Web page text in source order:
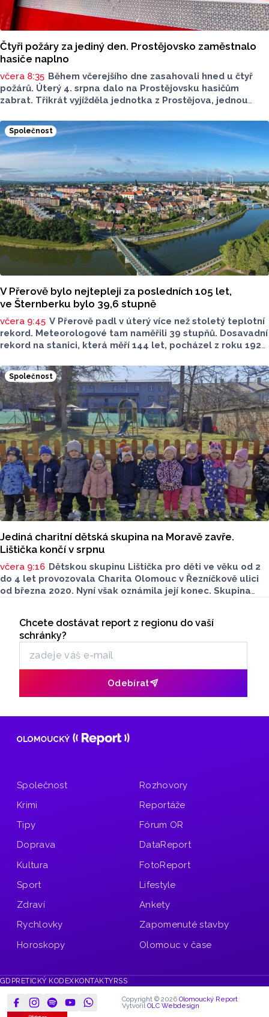
Čtyři požáry za jediný den. Prostějovsko zaměstnalo
hasiče naplno
včera 8:35 Během včerejšího dne zasahovali hned u čtyř
požárů. Úterý 4. srpna dalo na Prostějovsku hasičům
zabrat. Třikrát vyjížděla jednotka z Prostějova, jednou
události se naštěstí obešly bez zranění osob.
Společnost
V Přerově bylo nejtepleji za posledních 105 let,
ve Šternberku bylo 39,6 stupně
včera 9:45 V Přerově padl v úterý více než stoletý teplotní
rekord. Meteorologové tam naměřili 39 stupňů. Dosavadní
rekord na stanici, která měří 144 let, pocházel z roku 1921
z ostravského pracoviště Českého
hydrometeorologického ústavu (ČHMÚ). Téměř stoletý
rekord padl také v Olomouci. Nejvyšší teplota v kraji však
byla dnes naměřena ve Šternberku na Olomoucku a to
39,6 stupňů. Absolutní dosavadní rekordy padly na řadě
dalších stanic Olomouckého kraje.
Společnost
Jediná charitní dětská skupina na Moravě zavře.
Lištička končí v srpnu
včera 9:16 Dětskou skupinu Lištička pro děti ve věku od 2
do 4 let provozovala Charita Olomouc v Řezníčkově ulici
od března 2020. Nyní však oznámila její konec. Skupina
za šesti dynamickými lety.
Odběr newsletteru
Chcete dostávat report z regionu do vaší
schránky?
Odebírat
Společnost
Krimi
Tipy
Doprava
Kultura
Sport
Zdraví
Rychlovky
Horoskopy
Rozhovory
Reportáže
Fórum OR
DataReport
FotoReport
Lifestyle
Ankety
Zapomenuté stavby
Olomouc v čase
GDPR ETICKÝ KODEXKONTAKTYRSS
Copyright © 2026 Olomoucký Report
VytvořilOLC Webdesign